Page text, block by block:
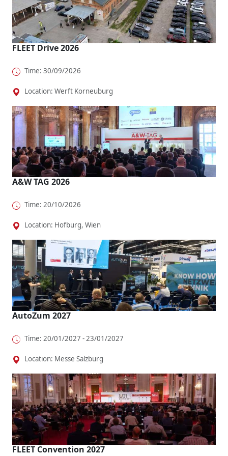
o...
.
FLEET Drive 2026
Time: 30/09/2026
Location: Werft Korneuburg
A&W TAG 2026
Time: 20/10/2026
Location: Hofburg, Wien
AutoZum 2027
Time: 20/01/2027 - 23/01/2027
Location: Messe Salzburg
FLEET Convention 2027